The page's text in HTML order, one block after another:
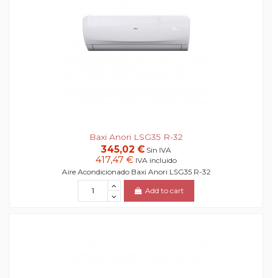
Baxi Anori LSG35 R-32
345,02 € Sin IVA
417,47 € IVA incluido
Aire Acondicionado Baxi Anori LSG35 R-32
Add to cart